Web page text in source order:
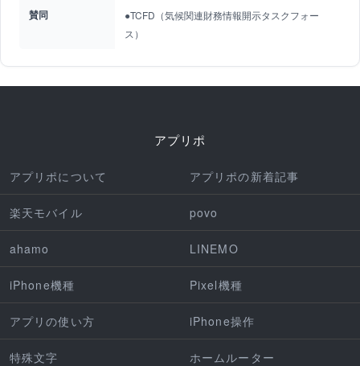
賛同
●TCFD（気候関連財務情報開示タスクフォー
ス）
アプリポ
アプリポについて アプリポの新着記事
楽天モバイル povo
ahamo LINEMO
iPhone機種 Pixel機種
アプリの使い方 iPhone操作
特殊文字 ホームルーター